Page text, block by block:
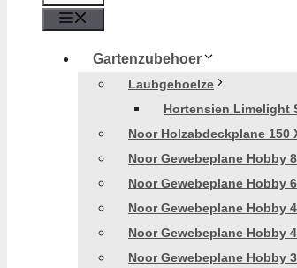
Gartenzubehoer
Laubgehoelze
Hortensien Limelight
Noor Holzabdeckplane 150
Noor Gewebeplane Hobby
Noor Gewebeplane Hobby
Noor Gewebeplane Hobby
Noor Gewebeplane Hobby
Noor Gewebeplane Hobby